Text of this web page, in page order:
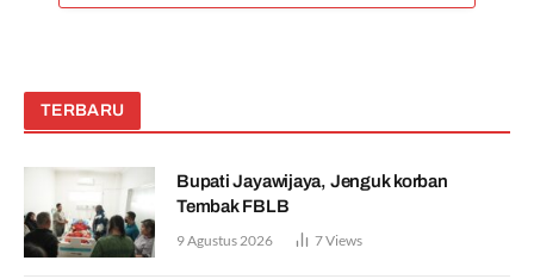
TERBARU
Bupati Jayawijaya, Jenguk korban
Tembak FBLB
9 Agustus 2026 7Views